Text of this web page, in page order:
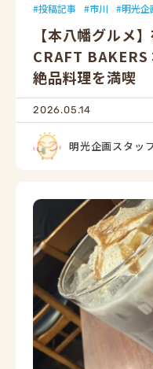
投稿記事 市川 明光企
【本八幡グルメ
CRAFT BAKERS
絶品料理を満喫
2026.05.14
明光企画スタッ